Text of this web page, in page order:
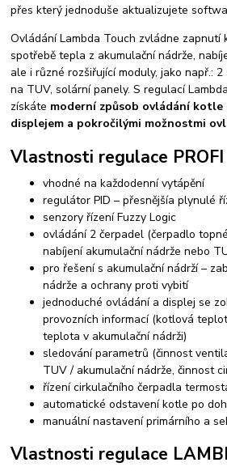
přes který jednoduše aktualizujete
Ovládání Lambda Touch zvládne zapnutí
spotřebě tepla z akumulační nádrže,
ale i různé rozšiřující moduly, jako např.:
na TUV, solární panely. S regulací
získáte moderní způsob ovládání kotle
displejem a pokročilými možnostmi
Vlastnosti regulace PROFI
vhodné na každodenní vytápění
regulátor PID – přesnějšía plynulé
senzory řízení Fuzzy Logic
ovládání 2 čerpadel (čerpadlo
nabíjení akumulační nádrže nebo
pro řešení s akumulační nádrží –
nádrže a ochrany proti vybití
jednoduché ovládání a displej se
provozních informací (kotlová
teplota v akumulační nádrži)
sledování parametrů (činnost
TUV / akumulační nádrže, činnost
řízení cirkulačního čerpadla
automatické odstavení kotle po
manuální nastavení primárního a
Vlastnosti regulace